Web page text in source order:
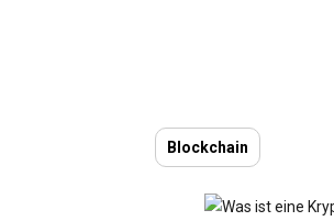
Blockchain